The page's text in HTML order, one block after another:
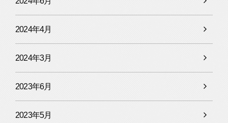
2024年4月
2024年3月
2023年6月
2023年5月